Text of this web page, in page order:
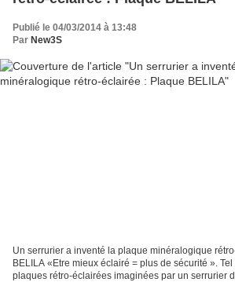
Publié le 04/03/2014 à 13:48
Par New3S
Un serrurier a inventé la plaque minéralogique
BELILA «Etre mieux éclairé = plus de sécurité ».
plaques rétro-éclairées imaginées par un serrurier